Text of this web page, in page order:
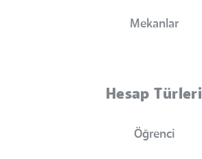
Mekanlar
Hesap Türleri
Öğrenci